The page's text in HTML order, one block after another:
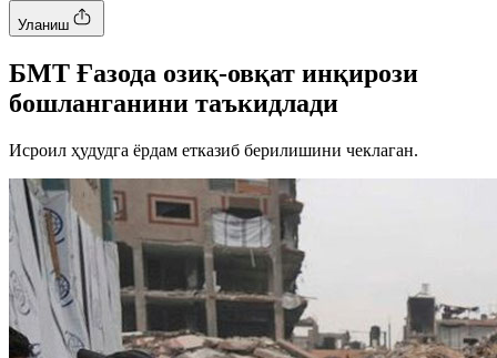
Уланиш
БМТ Ғазода озиқ-овқат инқирози
бошланганини таъкидлади
Исроил ҳудудга ёрдам етказиб берилишини чеклаган.